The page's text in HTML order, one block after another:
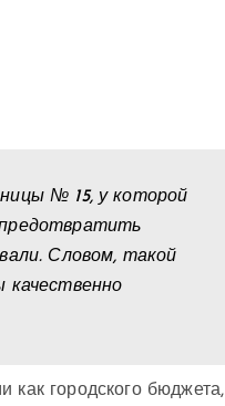
№ 15, у которой
Словом, такой
качественно
как городского бюджета,